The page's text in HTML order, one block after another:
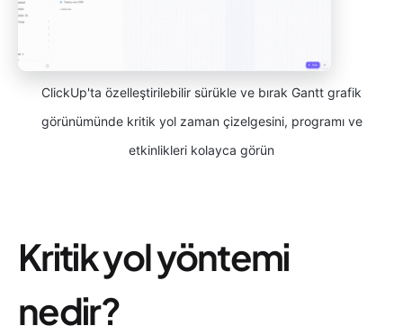
ClickUp'ta özelleştirilebilir sürükle ve bırak Gantt grafik
görünümünde kritik yol zaman çizelgesini, programı ve
etkinlikleri kolayca görün
Kritik yol yöntemi
nedir?